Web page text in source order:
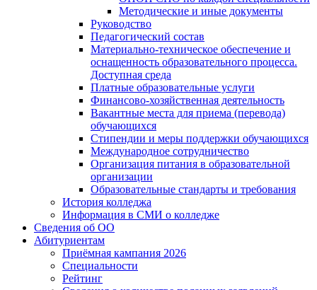
Методические и иные документы
Руководство
Педагогический состав
Материально-техническое обеспечение и
оснащенность образовательного процесса.
Доступная среда
Платные образовательные услуги
Финансово-хозяйственная деятельность
Вакантные места для приема (перевода)
обучающихся
Стипендии и меры поддержки обучающихся
Международное сотрудничество
Организация питания в образовательной
организации
Образовательные стандарты и требования
История колледжа
Информация в СМИ о колледже
Сведения об ОО
Абитуриентам
Приёмная кампания 2026
Специальности
Рейтинг